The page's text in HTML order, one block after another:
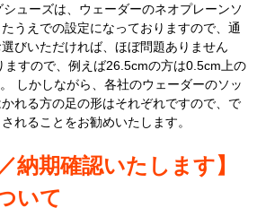
ューズは、ウェーダーのネオプレーンソ
うえでの設定になっておりますので、通
びいただければ、ほぼ問題ありません
すので、例えば26.5cmの方は0.5cm上の
しかしながら、各社のウェーダーのソッ
れる方の足の形はそれぞれですので、で
れることをお勧めいたします。
納期確認いたします】
いて